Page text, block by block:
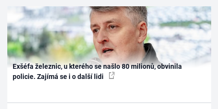
Exšéfa železnic, u kterého se našlo 80 milionů, obvinila
policie. Zajímá se i o další lidi